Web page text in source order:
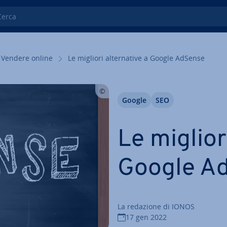
Vendere online Le migliori al­ter­na­ti­ve a Google AdSense
Le
Google
La redazione di IONOS
17 gen 2022
Google SEO